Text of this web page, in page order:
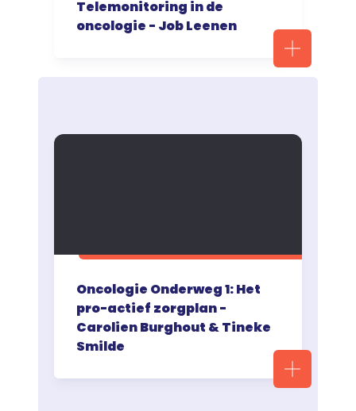
Telemonitoring in de
oncologie - Job Leenen
Oncologie Onderweg 1: Het
pro-actief zorgplan -
Carolien Burghout & Tineke
Smilde